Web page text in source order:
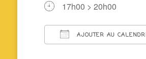
17h00 > 20h00
AJOUTER AU